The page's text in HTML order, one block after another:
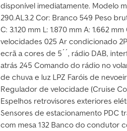
disponível imediatamente. Modelo
290.AL3.2 Cor: Branco 549 Peso
C: 3.120 mm L: 1.870 mm A: 1.662
velocidades 025 Ar condicionado
ecrã a cores de 5´´, rádio DAB,
atrás 245 Comando do rádio no
de chuva e luz LPZ Faróis de
Regulador de velocidade (Cruise
Espelhos retrovisores exteriores
Sensores de estacionamento PDC
com mesa 132 Banco do condutor